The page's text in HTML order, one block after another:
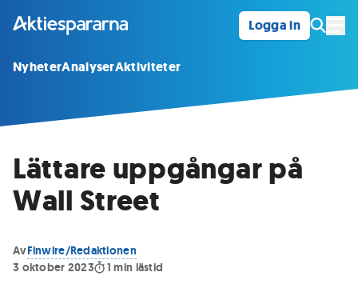
Logga in
NyheterAnalyserAktiviteter
Lättare uppgångar på
Wall Street
AvFinwire/Redaktionen
3 oktober 2023
1 min lästid